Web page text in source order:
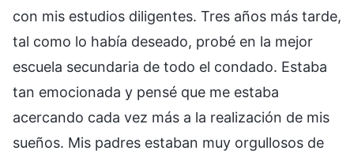
con mis estudios diligentes. Tres años más tarde,
tal como lo había deseado, probé en la mejor
escuela secundaria de todo el condado. Estaba
tan emocionada y pensé que me estaba
acercando cada vez más a la realización de mis
sueños. Mis padres estaban muy orgullosos de